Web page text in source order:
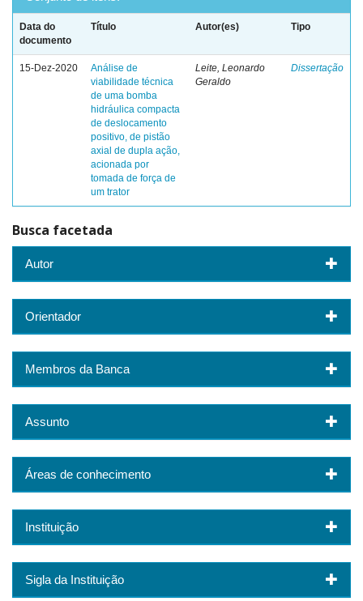
Data do
documento
Título Autor(es) Tipo
15-Dez-2020
Análise de
viabilidade técnica
de uma bomba
hidráulica compacta
de deslocamento
positivo, de pistão
axial de dupla ação,
acionada por
tomada de força de
um trator
Leite, Leonardo
Geraldo
Dissertação
Busca facetada
Autor
Orientador
Membros da Banca
Assunto
Áreas de conhecimento
Instituição
Sigla da Instituição